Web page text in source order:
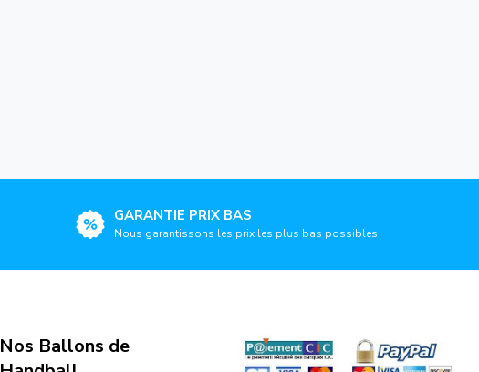
GARANTIE PRIX BAS
Nous garantissons les prix les plus bas possibles
Nos Ballons de